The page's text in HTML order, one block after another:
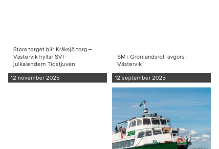
Stora torget blir Kråksjö torg –
Västervik hyllar SVT-
julkalendern Tidstjuven
12 november 2025
SM i Grönlandsroll avgörs i
Västervik
12 september 2025